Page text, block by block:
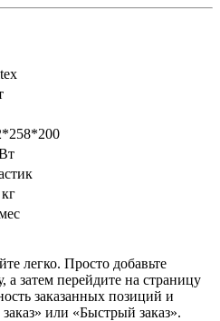
легко. Просто добавьте
затем перейдите на страницу
заказанных позиций и
или «Быстрый заказ».